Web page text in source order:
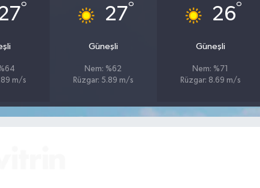
°
m/s
27°
Güneşli
Nem: %62
Rüzgar: 5.89 m/s
26°
Güneşli
Nem: %71
Rüzgar: 8.69 m/s